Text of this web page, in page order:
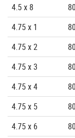
4.5 x 8
80
4.75 x 1
80
4.75 x 2
80
4.75 x 3
80
4.75 x 4
80
4.75 x 5
80
4.75 x 6
80